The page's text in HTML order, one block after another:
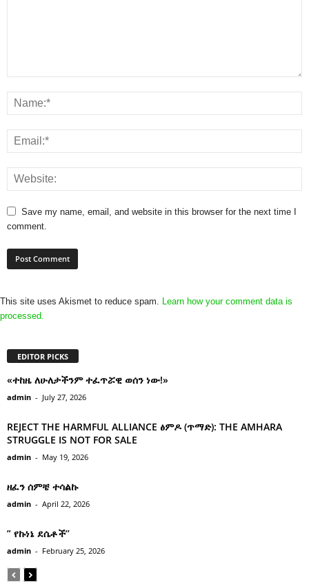
Save my name, email, and website in this browser for the next time I
comment.
This site uses Akismet to reduce spam. Learn how your comment data is
processed.
EDITOR PICKS
«ተከዜ ለሁለታችንም ተፈጥሯዊ ወሰን ነው!»
admin - July 27, 2026
REJECT THE HARMFUL ALLIANCE ፅምዶ (ጥማድ): THE AMHARA
STRUGGLE IS NOT FOR SALE
admin - May 19, 2026
ዘፈን ሰምቼ ተሳልኩ
admin - April 22, 2026
” የኩነኔ ደሴቶች’’
admin - February 25, 2026